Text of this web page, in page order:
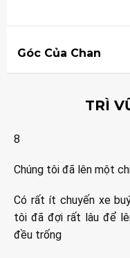
Góc Của Chan
TRÌ
8
Chúng tôi đã lên một
Có rất ít chuyến xe
tôi đã đợi rất lâu để
đều trống